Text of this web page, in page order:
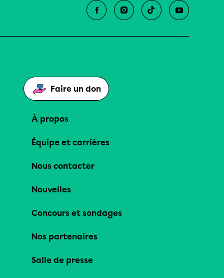
Faire un don
À propos
Équipe et carrières
Nous contacter
Nouvelles
Concours et sondages
Nos partenaires
Salle de presse